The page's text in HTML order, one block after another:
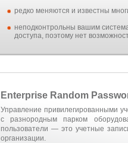
редко меняются и известны
неподконтрольны вашим
доступа, поэтому нет
Enterprise Random
Управление привилегированными
с разнородным парком
пользователи — это учетные
организации.